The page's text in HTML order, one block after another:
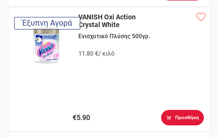
Έξυπνη Αγορά
VANISH Oxi Action
Crystal White
Ενισχυτικό Πλύσης 500γρ.
11.80 €/ κιλό
€5.90 Προσθήκη